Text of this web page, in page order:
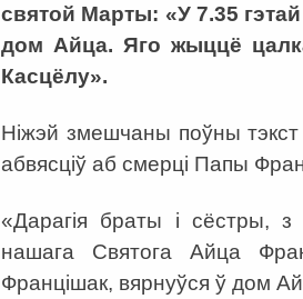
святой Марты: «У 7.35
дом Айца. Яго жыццё
Касцёлу».
Ніжэй змешчаны поўны
абвясціў аб смерці Папы
«Дарагія браты і сёстры,
нашага Святога Айца
Францішак, вярнуўся ў дом